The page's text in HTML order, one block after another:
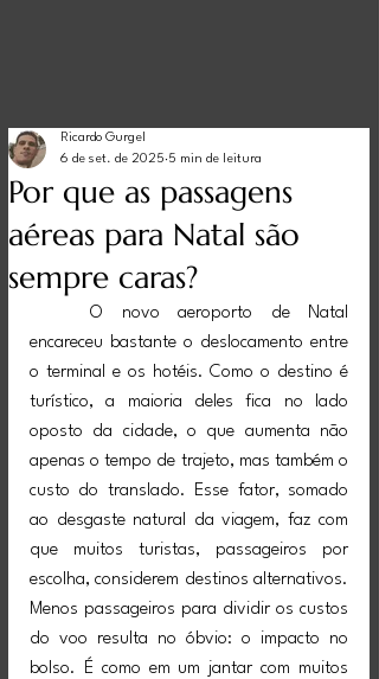
Por que as passagens
aéreas para Natal são
sempre caras?
Ricardo Gurgel
6 de set. de 2025 5 min de leitura
	O novo aeroporto de Natal
encareceu bastante o deslocamento entre
o terminal e os hotéis. Como o destino é
turístico, a maioria deles fica no lado
oposto da cidade, o que aumenta não
apenas o tempo de trajeto, mas também o
custo do translado. Esse fator, somado
ao desgaste natural da viagem, faz com
que muitos turistas, passageiros por
escolha, considerem destinos alternativos.
Menos passageiros para dividir os custos
do voo resulta no óbvio: o impacto no
bolso. É como em um jantar com muitos